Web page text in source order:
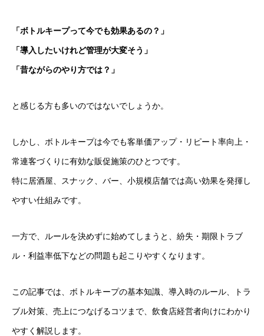
「ボトルキープって今でも効果あるの？」
「導入したいけれど管理が大変そう」
「昔ながらのやり方では？」
と感じる方も多いのではないでしょうか。
しかし、ボトルキープは今でも客単価アップ・リピート率向上・
常連客づくりに有効な販促施策のひとつです。
特に居酒屋、スナック、バー、小規模店舗では高い効果を発揮し
やすい仕組みです。
一方で、ルールを決めずに始めてしまうと、紛失・期限トラブ
ル・利益率低下などの問題も起こりやすくなります。
この記事では、ボトルキープの基本知識、導入時のルール、トラ
ブル対策、売上につなげるコツまで、飲食店経営者向けにわかり
やすく解説します。